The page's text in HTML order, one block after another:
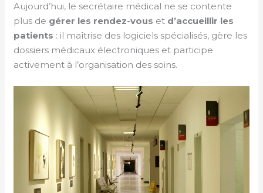
Aujourd’hui, le secrétaire médical ne se contente
plus de gérer les rendez-vous et d’accueillir les
patients : il maîtrise des logiciels spécialisés, gère les
dossiers médicaux électroniques et participe
activement à l’organisation des soins.